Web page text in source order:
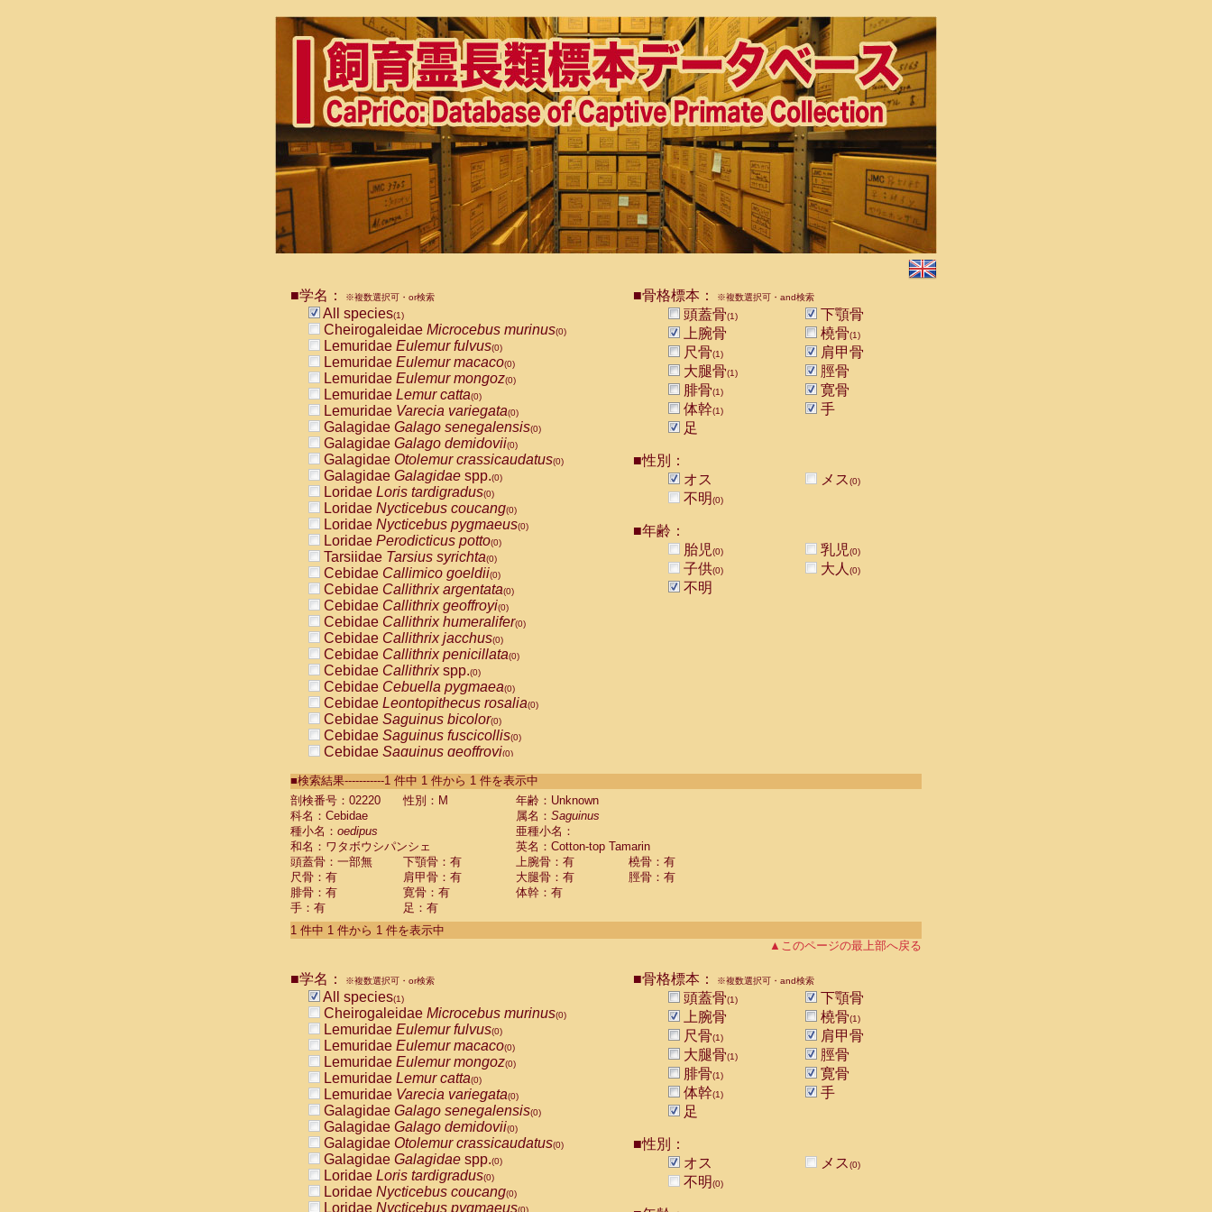
■学名： ※複数選択可・or検索
All species(1)
Cheirogaleidae Microcebus murinus(0)
Lemuridae Eulemur fulvus(0)
Lemuridae Eulemur macaco(0)
Lemuridae Eulemur mongoz(0)
Lemuridae Lemur catta(0)
Lemuridae Varecia variegata(0)
Galagidae Galago senegalensis(0)
Galagidae Galago demidovii(0)
Galagidae Otolemur crassicaudatus(0)
Galagidae Galagidae spp.(0)
Loridae Loris tardigradus(0)
Loridae Nycticebus coucang(0)
Loridae Nycticebus pygmaeus(0)
Loridae Perodicticus potto(0)
Tarsiidae Tarsius syrichta(0)
Cebidae Callimico goeldii(0)
Cebidae Callithrix argentata(0)
Cebidae Callithrix geoffroyi(0)
Cebidae Callithrix humeralifer(0)
Cebidae Callithrix jacchus(0)
Cebidae Callithrix penicillata(0)
Cebidae Callithrixspp.(0)
Cebidae Cebuella pygmaea(0)
Cebidae Leontopithecus rosalia(0)
Cebidae Saguinus bicolor(0)
Cebidae Saguinus fuscicollis(0)
Cebidae Saguinus geoffroyi(0)
CebidaeSaguinus labiatus(0)
Cebidae Saguinus leucopus (0)
Cebidae
Cebidae
CebidaeSaguinus nigricollis (0)
Cebidae Saguinus oedipus
Cebidae Saguinus weddelli
Cebidae Saguinusspp.
Cebidae Aotus trivirgatus
Cebidae Cebus albifrons
CebidaeCebus nigrivittatus
CebidaeCebus
CebidaeSaimiri boliviensis(0)
CebidaeSaimiri sciureus(0)
AtelidaeAlouatta caraya(0)
AtelidaeAlouatta fusca(0)
AtelidaeAlouatta seniculus
AtelidaeAlouattaspp.(0)
AtelidaeAteles belzebuth(0)
AtelidaeAteles geoffroyi(0)
AtelidaeAteles paniscus(0)
AtelidaeAtelesspp.(0)
Atelidae Lagothrix lagothricha
AtelidaeLagothrix lagothricha cana
PitheciidaeCacajao calvus rubicundus
■骨格標本： ※複数選択可・and検索
頭蓋骨(1)
下顎骨
上腕骨
橈骨(1)
尺骨(1)
肩甲骨
大腿骨(1)
脛骨
腓骨(1)
寛骨
体幹(1)
手
足
■性別：
オス
メス(0)
不明(0)
■年齢：
胎児(0) 乳児(0)
子供(0) 大人 (0)
不明
■検索結果-----------1 件中 1 件から 1 件を表示中
剖検番号：02220
性別：M
年齢：Unknown
科名：Cebidae
属名： Saguinus
種小名： oedipus
亜種小名：
和名：ワタボウシパンシェ
英名：Cotton-top Tamarin
頭蓋骨：一部無
下顎骨：有 上腕骨：有
橈骨：有
尺骨：有
肩甲骨：有 大腿骨：有
脛骨：有
腓骨：有
寛骨：有
体幹：有
手：有
足：有
1 件中 1 件から 1 件を表示中
▲このページの最上部へ戻る
■学名： ※複数選択可・or検索
All species(1)
Cheirogaleidae Microcebus murinus(0)
Lemuridae Eulemur fulvus(0)
Lemuridae Eulemur macaco(0)
Lemuridae Eulemur mongoz(0)
Lemuridae Lemur catta(0)
Lemuridae Varecia variegata(0)
Galagidae Galago senegalensis(0)
Galagidae Galago demidovii(0)
Galagidae Otolemur crassicaudatus(0)
Galagidae Galagidae spp.(0)
Loridae Loris tardigradus(0)
Loridae Nycticebus coucang(0)
Loridae Nycticebus pygmaeus(0)
■骨格標本： ※複数選択可・and検索
頭蓋骨(1)
下顎骨
上腕骨
橈骨(1)
尺骨(1)
肩甲骨
大腿骨(1)
脛骨
腓骨(1)
寛骨
体幹(1)
手
足
■性別：
オス
メス(0)
不明(0)